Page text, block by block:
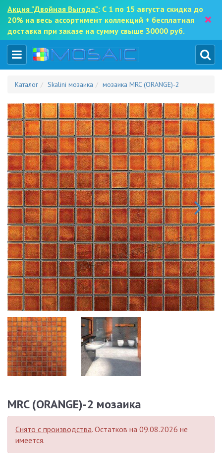
Акция "Двойная Выгода": С 1 по 15 августа скидка до
20% на весь ассортимент коллекций + бесплатная
доставка при заказе на сумму свыше 30000 руб.
×
Каталог Skalini мозаика мозаика MRC (ORANGE)-2
MRC (ORANGE)-2 мозаика
Снято с производства. Остатков на 09.08.2026 не
имеется.